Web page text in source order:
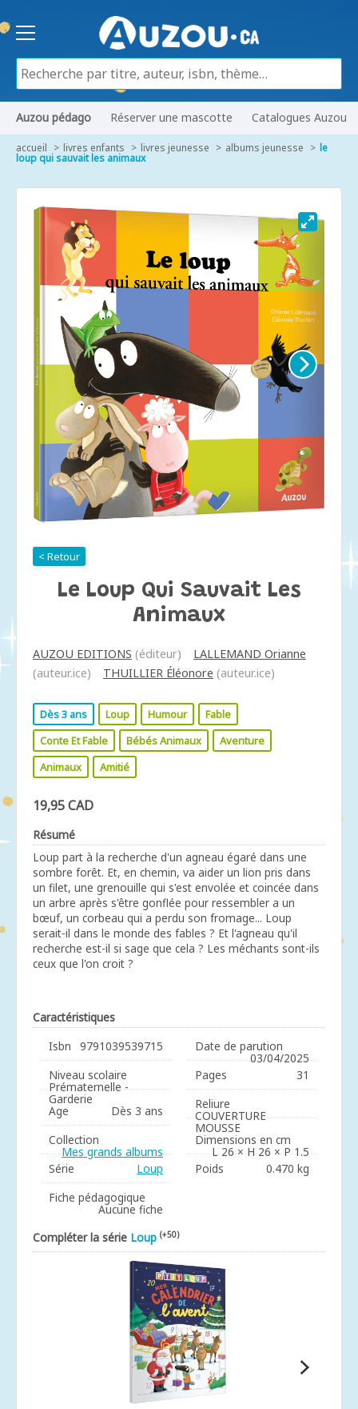
Auzou pédago Réserver une mascotte Catalogues Auzou
accueil livres enfants livres jeunesse albums jeunesse le
loup qui sauvait les animaux
< Retour
Le Loup Qui Sauvait Les
Animaux
AUZOU EDITIONS (éditeur)
LALLEMAND Orianne
(auteur.ice)
THUILLIER Éléonore (auteur.ice)
Dès 3 ans Loup Humour
Fable
Conte Et Fable
Bébés Animaux
Aventure
Animaux
Amitié
19,95 CAD
Résumé
Loup part à la recherche d'un agneau égaré dans une
sombre forêt. Et, en chemin, va aider un lion pris dans
un filet, une grenouille qui s'est envolée et coincée dans
un arbre après s'être gonflée pour ressembler a un
bœuf, un corbeau qui a perdu son fromage... Loup
serait-il dans le monde des fables ? Et l'agneau qu'il
recherche est-il si sage que cela ? Les méchants sont-ils
ceux que l'on croit ?
Caractéristiques
Isbn
9791039539715
Niveau scolaire
Prématernelle -
Garderie
Age
Dès 3 ans
Collection
Mes grands albums
Série
Loup
Fiche pédagogique
Aucune fiche
Date de parution
03/04/2025
Pages
31
Reliure
COUVERTURE
MOUSSE
Dimensions en cm
L 26 × H 26 × P 1.5
Poids
0.470 kg
Compléter la série Loup (+50)